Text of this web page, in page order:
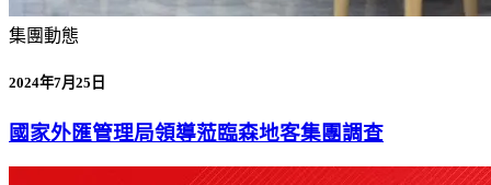
集團動態
2024年7月25日
國家外匯管理局領導蒞臨森地客集團調查